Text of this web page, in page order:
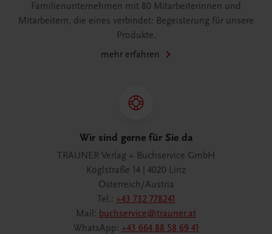
Familienunternehmen mit 80 Mitarbeiterinnen und
Mitarbeitern, die eines verbindet: Begeisterung für unsere
Produkte.
mehr erfahren
Wir sind gerne für Sie da
TRAUNER Verlag + Buchservice GmbH
Köglstraße 14 | 4020 Linz
Österreich/Austria
Tel.: +43 732 778241
Mail: buchservice@trauner.at
WhatsApp: +43 664 88 58 69 41